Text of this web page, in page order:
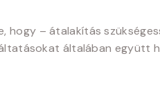
hogy – átalakítás
általában együtt